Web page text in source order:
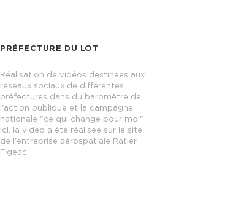
PRÉFECTURE DU LOT
Réalisation de vidéos destinées aux
réseaux sociaux de différentes
préfectures dans du baromètre de
l'action publique et la campagne
nationale "ce qui change pour moi"
Ici, la vidéo a été réalisée sur le site
de l'entreprise aérospatiale Ratier
Figeac.